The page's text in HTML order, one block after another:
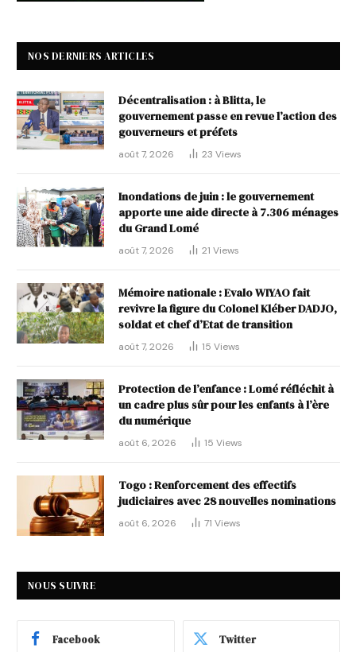
NOS DERNIERS ARTICLES
Décentralisation : à Blitta, le
gouvernement passe en revue l’action des
gouverneurs et préfets
août 7, 2026 23 Views
Inondations de juin : le gouvernement
apporte une aide directe à 7.306 ménages
du Grand Lomé
août 7, 2026 21 Views
Mémoire nationale : Evalo WIYAO fait
revivre la figure du Colonel Kléber DADJO,
soldat et chef d’Etat de transition
août 7, 2026 15 Views
Protection de l’enfance : Lomé réfléchit à
un cadre plus sûr pour les enfants à l’ère
du numérique
août 6, 2026 15 Views
Togo : Renforcement des effectifs
judiciaires avec 28 nouvelles nominations
août 6, 2026 71 Views
NOUS SUIVRE
Facebook Twitter